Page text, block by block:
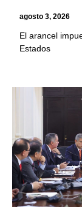
agosto 3, 2026
El arancel
Estados